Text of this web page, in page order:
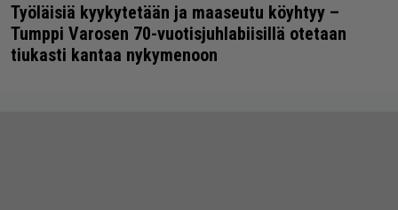
Työläisiä kyykytetään ja maaseutu köyhtyy –
Tumppi Varosen 70-vuotisjuhlabiisillä otetaan
tiukasti kantaa nykymenoon